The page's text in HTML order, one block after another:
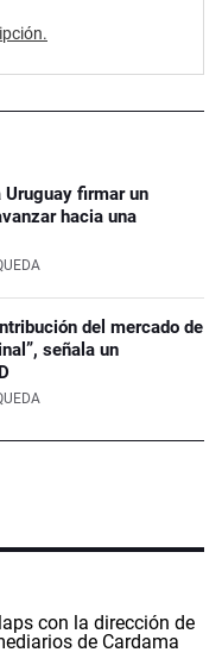
Uruguay firmar un
hacia una
del mercado de
señala un